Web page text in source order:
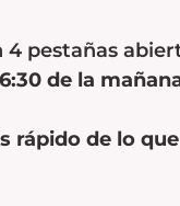
4 pestañas
de la
rápido de lo